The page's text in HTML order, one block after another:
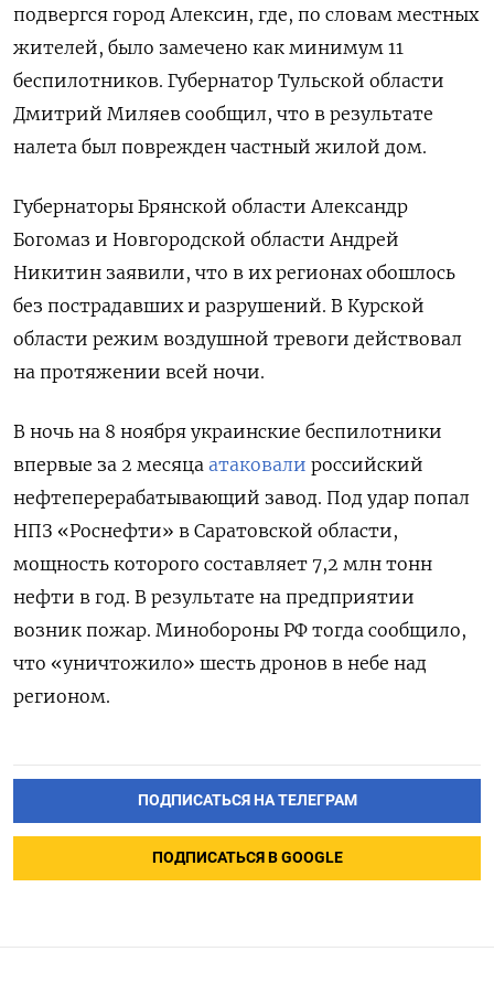
подвергся город Алексин, где, по словам местных
жителей, было замечено как минимум 11
беспилотников. Губернатор Тульской области
Дмитрий Миляев сообщил, что в результате
налета был поврежден частный жилой дом.
Губернаторы Брянской области Александр
Богомаз и Новгородской области Андрей
Никитин заявили, что в их регионах обошлось
без пострадавших и разрушений. В Курской
области режим воздушной тревоги действовал
на протяжении всей ночи.
В ночь на 8 ноября украинские беспилотники
впервые за 2 месяца атаковали российский
нефтеперерабатывающий завод. Под удар попал
НПЗ «Роснефти» в Саратовской области,
мощность которого составляет 7,2 млн тонн
нефти в год. В результате на предприятии
возник пожар. Минобороны РФ тогда сообщило,
что «уничтожило» шесть дронов в небе над
регионом.
ПОДПИСАТЬСЯ НА ТЕЛЕГРАМ
ПОДПИСАТЬСЯ В GOOGLE